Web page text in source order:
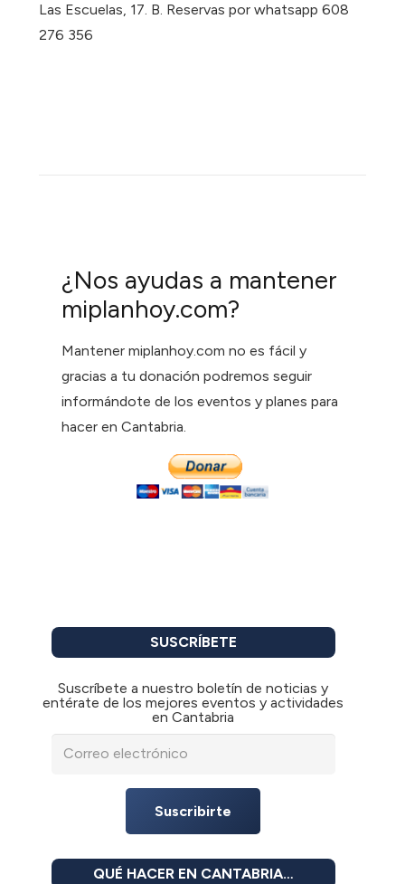
Las Escuelas, 17. B. Reservas por whatsapp 608
276 356
¿Nos ayudas a mantener
miplanhoy.com?
Mantener miplanhoy.com no es fácil y
gracias a tu donación podremos seguir
informándote de los eventos y planes para
hacer en Cantabria.
SUSCRÍBETE
Suscríbete a nuestro boletín de noticias y
entérate de los mejores eventos y actividades
en Cantabria
Suscribirte
QUÉ HACER EN CANTABRIA…